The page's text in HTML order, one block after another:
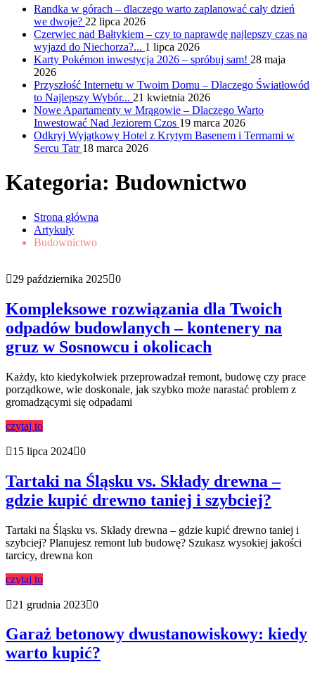
Randka w górach – dlaczego warto zaplanować cały dzień
we dwoje? 22 lipca 2026
Czerwiec nad Bałtykiem – czy to naprawdę najlepszy czas na
wyjazd do Niechorza?... 1 lipca 2026
Karty Pokémon inwestycja 2026 – spróbuj sam! 28 maja
2026
Przyszłość Internetu w Twoim Domu – Dlaczego Światłowód
to Najlepszy Wybór... 21 kwietnia 2026
Nowe Apartamenty w Mrągowie – Dlaczego Warto
Inwestować Nad Jeziorem Czos 19 marca 2026
Odkryj Wyjątkowy Hotel z Krytym Basenem i Termami w
Sercu Tatr 18 marca 2026
Kategoria: Budownictwo
Strona główna
Artykuły
Budownictwo
29 października 2025 0
Kompleksowe rozwiązania dla Twoich
odpadów budowlanych – kontenery na
gruz w Sosnowcu i okolicach
Każdy, kto kiedykolwiek przeprowadzał remont, budowę czy prace
porządkowe, wie doskonale, jak szybko może narastać problem z
gromadzącymi się odpadami
czytaj to
15 lipca 2024 0
Tartaki na Śląsku vs. Składy drewna –
gdzie kupić drewno taniej i szybciej?
Tartaki na Śląsku vs. Składy drewna – gdzie kupić drewno taniej i
szybciej? Planujesz remont lub budowę? Szukasz wysokiej jakości
tarcicy, drewna kon
czytaj to
21 grudnia 2023 0
Garaż betonowy dwustanowiskowy: kiedy
warto kupić?